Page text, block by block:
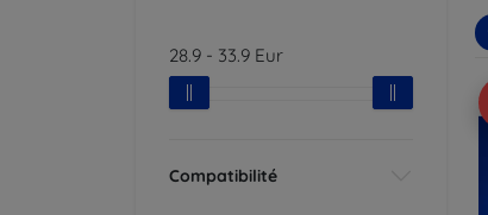
28.9 - 33.9 Eur
Compatibilité